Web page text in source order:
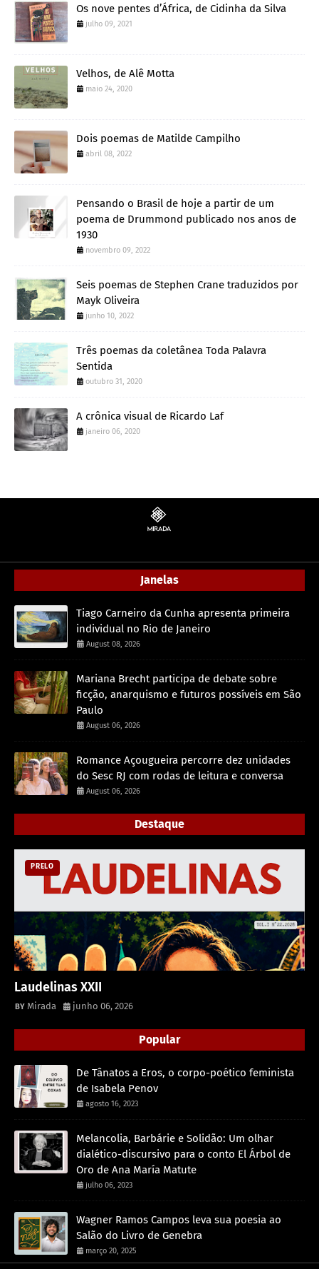
Os nove pentes d’África, de Cidinha da Silva
julho 09, 2021
Velhos, de Alê Motta
maio 24, 2020
Dois poemas de Matilde Campilho
abril 08, 2022
Pensando o Brasil de hoje a partir de um
poema de Drummond publicado nos anos de
1930
novembro 09, 2022
Seis poemas de Stephen Crane traduzidos por
Mayk Oliveira
junho 10, 2022
Três poemas da coletânea Toda Palavra
Sentida
outubro 31, 2020
A crônica visual de Ricardo Laf
janeiro 06, 2020
Janelas
Tiago Carneiro da Cunha apresenta primeira
individual no Rio de Janeiro
August 08, 2026
Mariana Brecht participa de debate sobre
ficção, anarquismo e futuros possíveis em São
Paulo
August 06, 2026
Romance Açougueira percorre dez unidades
do Sesc RJ com rodas de leitura e conversa
August 06, 2026
Destaque
PRELO
Laudelinas XXII
Mirada junho 06, 2026
Popular
De Tânatos a Eros, o corpo-poético feminista
de Isabela Penov
agosto 16, 2023
Melancolia, Barbárie e Solidão: Um olhar
dialético-discursivo para o conto El Árbol de
Oro de Ana María Matute
julho 06, 2023
Wagner Ramos Campos leva sua poesia ao
Salão do Livro de Genebra
março 20, 2025